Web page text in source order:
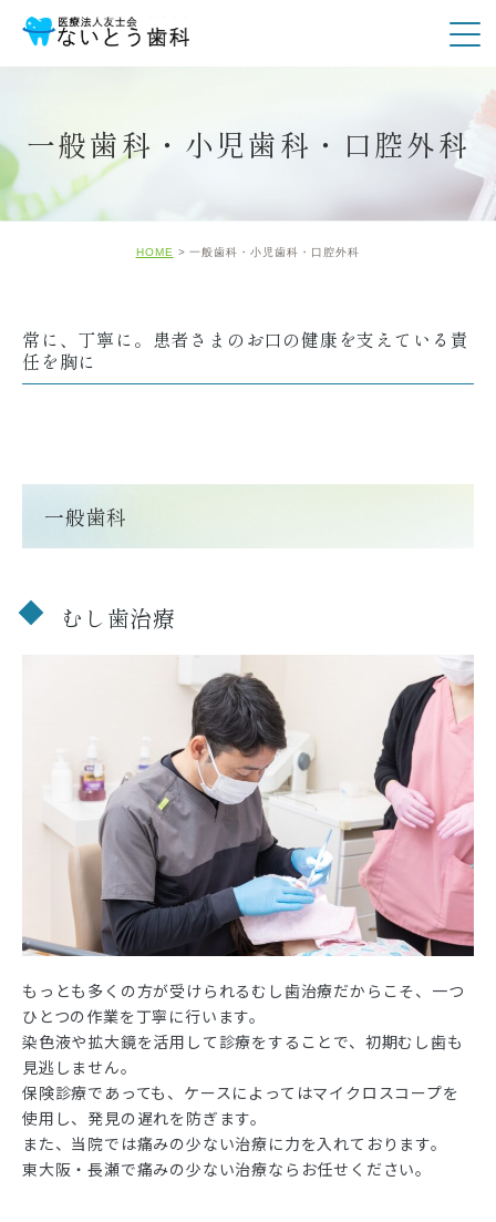
一般歯科・小児歯科・口腔外科
HOME 一般歯科・小児歯科・口腔外科
常に、丁寧に。患者さまのお口の健康を支えている責
任を胸に
一般歯科
むし歯治療
もっとも多くの方が受けられるむし歯治療だからこそ、一つ
ひとつの作業を丁寧に行います。
染色液や拡大鏡を活用して診療をすることで、初期むし歯も
見逃しません。
保険診療であっても、ケースによってはマイクロスコープを
使用し、発見の遅れを防ぎます。
また、当院では痛みの少ない治療に力を入れております。
東大阪・長瀬で痛みの少ない治療ならお任せください。